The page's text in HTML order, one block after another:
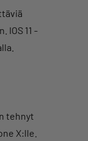
IOS 11 -
tehnyt
X:lle.